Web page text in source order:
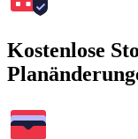
Kostenlose